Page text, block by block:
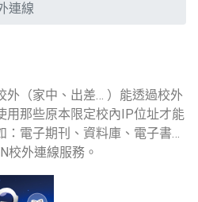
連線
外（家中、出差… ）能透過校外
用那些原本限定校內IP位址才能
：電子期刊、資料庫、電子書…
校外連線服務。